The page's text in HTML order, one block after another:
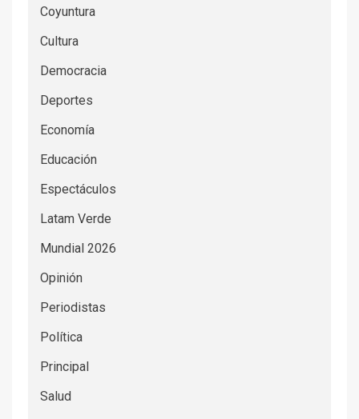
Coyuntura
Cultura
Democracia
Deportes
Economía
Educación
Espectáculos
Latam Verde
Mundial 2026
Opinión
Periodistas
Política
Principal
Salud